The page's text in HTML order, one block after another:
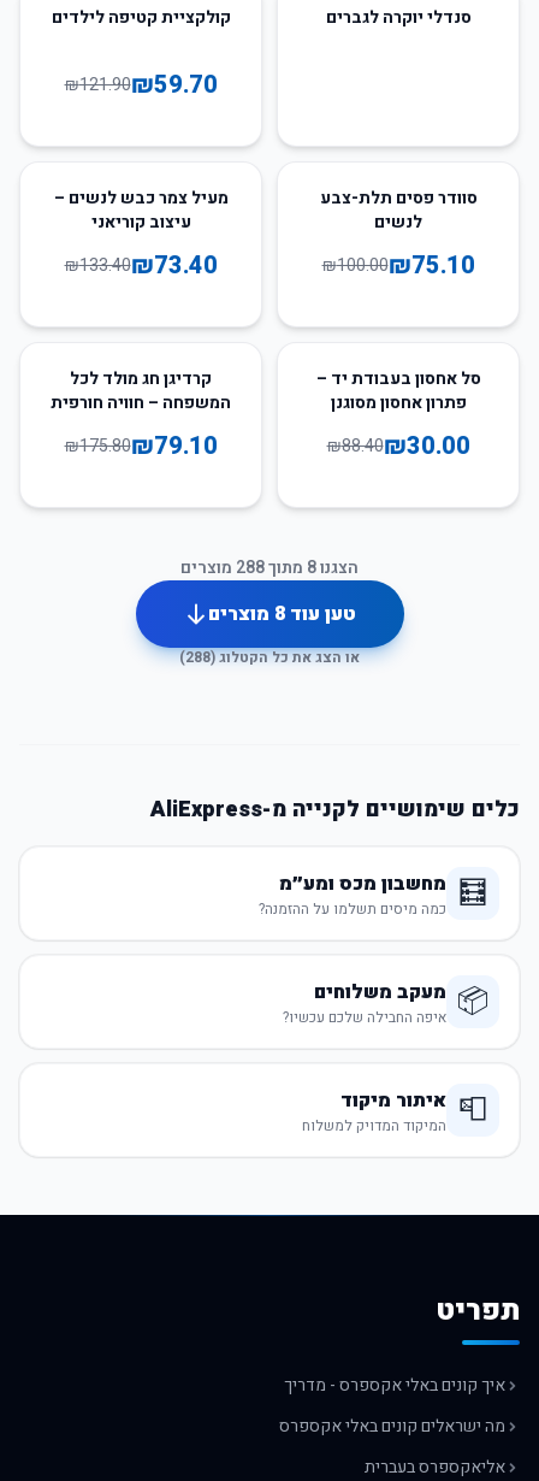
סנדלי יוקרה לגברים 51
קולקציית קטיפה לילדים
₪59.70
₪121.90
25סוודר פסים תלת-צבע
לנשים
₪75.10
₪100.00
45
מעיל צמר כבש לנשים –
עיצוב קוריאני
₪73.40
₪133.40
66
סל אחסון בעבודת יד –
פתרון אחסון מסוגנן
₪30.00
₪88.40
קרדיגן חג מולד לכל
המשפחה – חוויה חורפית
ואהבה
₪79.10
₪175.80
הצגנו8 מתוך288 מוצרים
טען עוד8 מוצרים
או הצג את כל הקטלוג (288
)
כלים שימושיים לקנייה מ-AliExpress
🧮 מחשבון מכס ומע״מ
כמה מיסים תשלמו על ההזמנה?
📦 מעקב משלוחים
איפה החבילה שלכם עכשיו?
📮 איתור מיקוד
המיקוד המדויק למשלוח
תפריט
איך קונים באלי אקספרס - מדריך
מה ישראלים קונים באלי אקספרס
אליאקספרס בעברית